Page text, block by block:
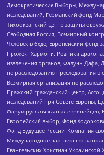
Демократические Выборы,
исследований, Германский фонд
Тихоокеанский центр защиты
Свободная Россия, Всемирный
Человек в беде, Европейский фонд
Прожект Хармони, Родники
извлечения органов, Фалунь Дафа,
по расследованию преследования
Всемирная организация по
Пражский гражданский центр,
исследований при Совете Европы,
Форум русскоязычных европейцев,
Европейский выбор, Фонд
Фонд Будущее России, Компания
Международное партнерство за
Евангельских Христиан